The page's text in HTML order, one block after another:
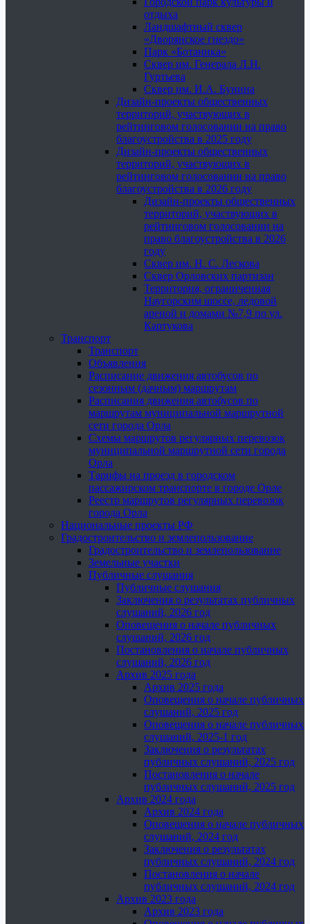
отдыха
Ландшафтный сквер
«Дворянское гнездо»
Парк «Ботаника»
Сквер им. Генерала Л.Н.
Гуртьева
Сквер им. И.А. Бунина
Дизайн-проекты общественных
территорий, участвующих в
рейтинговом голосовании на право
благоустройства в 2025 году
Дизайн-проекты общественных
территорий, участвующих в
рейтинговом голосовании на право
благоустройства в 2026 году
Дизайн-проекты общественных
территорий, участвующих в
рейтинговом голосовании на
право благоустройства в 2026
году
Сквер им. Н. С. Лескова
Сквер Орловских партизан
Территория, ограниченная
Наугорским шоссе, ледовой
ареной и домами №7,9 по ул.
Картукова
Транспорт
Транспорт
Объявления
Расписание движения автобусов по
сезонным (дачным) маршрутам
Расписания движения автобусов по
маршрутам муниципальной маршрутной
сети города Орла
Схемы маршрутов регулярных перевозок
муниципальной маршрутной сети города
Орла
Тарифы на проезд в городском
пассажирском транспорте в городе Орле
Реестр маршрутов регулярных перевозок
города Орла
Национальные проекты РФ
Градостроительство и землепользование
Градостроительство и землепользование
Земельные участки
Публичные слушания
Публичные слушания
Заключения о результатах публичных
слушаний, 2026 год
Оповещения о начале публичных
слушаний, 2026 год
Постановления о начале публичных
слушаний, 2026 год
Архив 2025 года
Архив 2025 года
Оповещения о начале публичных
слушаний, 2025 год
Оповещения о начале публичных
слушаний, 2025-1 год
Заключения о результатах
публичных слушаний, 2025 год
Постановления о начале
публичных слушаний, 2025 год
Архив 2024 года
Архив 2024 года
Оповещения о начале публичных
слушаний, 2024 год
Заключения о результатах
публичных слушаний, 2024 год
Постановления о начале
публичных слушаний, 2024 год
Архив 2023 года
Архив 2023 года